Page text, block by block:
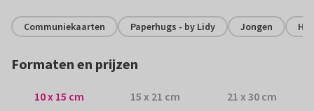
Communiekaarten Paperhugs - by Lidy Jongen
Formaten en prijzen
10 x 15 cm 15 x 21 cm 21 x 30 cm